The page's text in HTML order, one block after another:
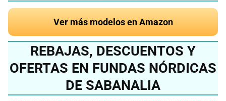
Ver más modelos en Amazon
REBAJAS, DESCUENTOS Y
OFERTAS EN FUNDAS NÓRDICAS
DE SABANALIA